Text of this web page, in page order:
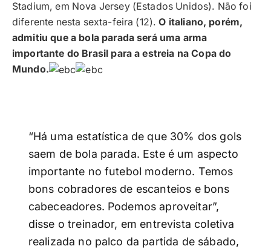
Stadium, em Nova Jersey (Estados Unidos). Não foi
diferente nesta sexta-feira (12).O italiano, porém,
admitiu que a bola parada será uma arma
importante do Brasil para a estreia na Copa do
Mundo.
“Há uma estatística de que 30% dos gols
saem de bola parada. Este é um aspecto
importante no futebol moderno. Temos
bons cobradores de escanteios e bons
cabeceadores. Podemos aproveitar”,
disse o treinador, em entrevista coletiva
realizada no palco da partida de sábado,